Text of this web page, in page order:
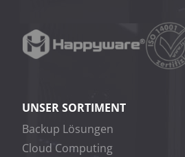
UNSER SORTIMENT
Backup Lösungen
Cloud Computing